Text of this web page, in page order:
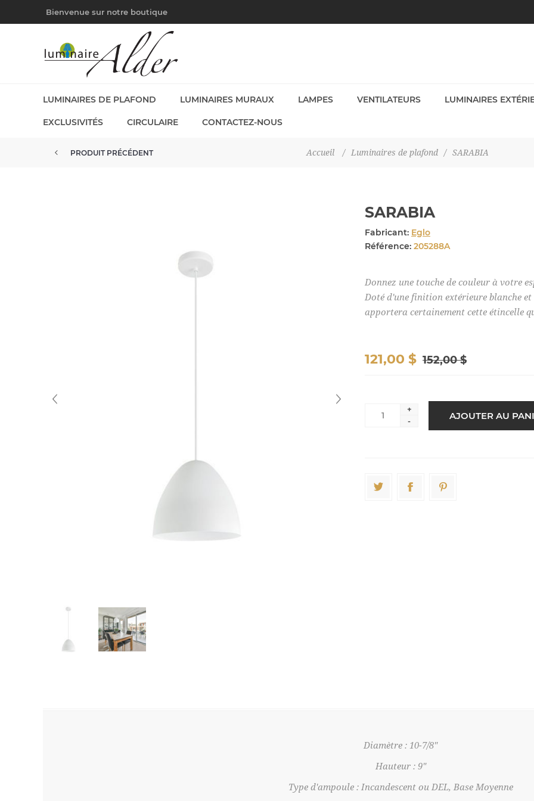
Bienvenue sur notre boutique
LUMINAIRES DE PLAFOND LUMINAIRES MURAUX LAMPES VENTILATEURS LUMINAIRES
EXCLUSIVITÉS CIRCULAIRE CONTACTEZ-NOUS
Accueil / Luminaires de plafond / SARABIA
PRODUIT PRÉCÉDENT
SARABIA
Fabricant: Eglo
Référence: 205288A
Donnez une touche de couleur à votre
Doté d'une finition extérieure blanche
apportera certainement cette étincelle
152,00 $
121,00 $
+
-
Diamètre : 10-7/8"
Hauteur : 9"
Type d'ampoule : Incandescent ou DEL, Base Moyenne